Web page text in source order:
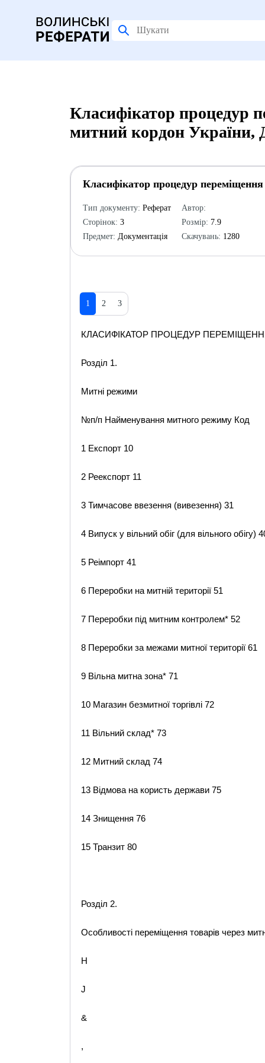
Класифікатор процедур
митний кордон України,
Класифікатор процедур
Тип документу: Реферат
Сторінок: 3
Предмет: Документація
Автор:
Розмір: 7.9
Скачувань: 1280
1 2 3
КЛАСИФІКАТОР ПРОЦЕДУР
Розділ 1.
Митні режими
№п/п Найменування митного режиму Код
1 Експорт 10
2 Реекспорт 11
3 Тимчасове ввезення (вивезення) 31
4 Випуск у вільний обіг (для вільного обігу)
5 Реімпорт 41
6 Переробки на митній території 51
7 Переробки під митним контролем* 52
8 Переробки за межами митної території 61
9 Вільна митна зона* 71
10 Магазин безмитної торгівлі 72
11 Вільний склад* 73
12 Митний склад 74
13 Відмова на користь держави 75
14 Знищення 76
15 Транзит 80
Розділ 2.
Особливості переміщення товарів через
H
J
&
,